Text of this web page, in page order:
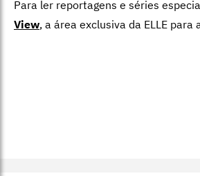
Para ler reportagens e séries
View, a área exclusiva da ELLE para